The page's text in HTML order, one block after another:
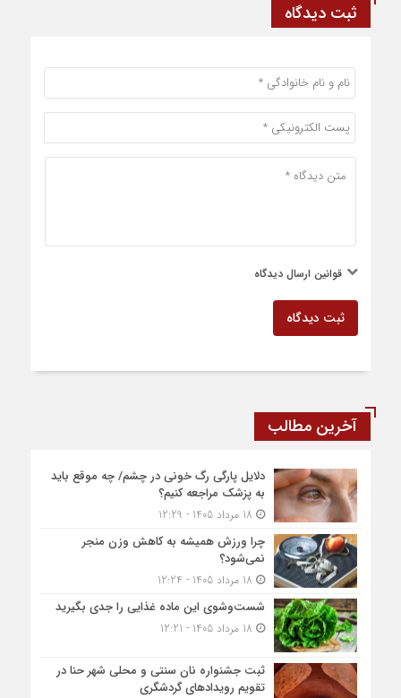
ثبت دیدگاه
قوانین ارسال دیدگاه
ثبت دیدگاه
آخرین مطالب
دلایل پارگی رگ خونی در چشم/ چه موقع باید
به پزشک مراجعه کنیم؟
چرا ورزش همیشه به کاهش وزن منجر
نمی‌شود؟
شست‌وشوی این ماده غذایی را جدی بگیرید
ثبت جشنواره نان سنتی و محلی شهر حنا در
تقویم رویداد‌های گردشگری